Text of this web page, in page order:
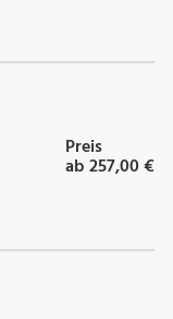
Preis
ab 257,00 €